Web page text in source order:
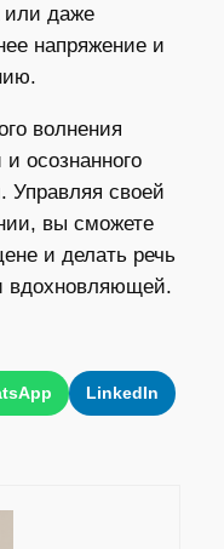
или даже
напряжение и
волнения
и осознанного
Управляя своей
вы сможете
и делать речь
вдохновляющей.
LinkedIn